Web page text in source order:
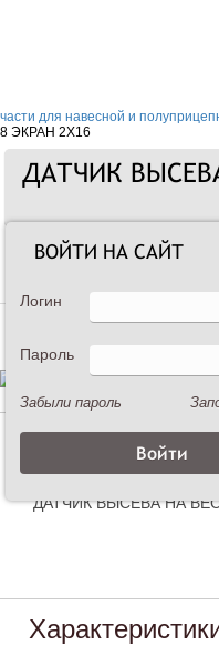
части для навесной и
8 ЭКРАН 2Х16
ДАТЧИК
Описание
ДАТЧИК ВЫСЕВА НА
ВОЙТИ НА САЙТ
Логин
Пароль
Забыли пароль